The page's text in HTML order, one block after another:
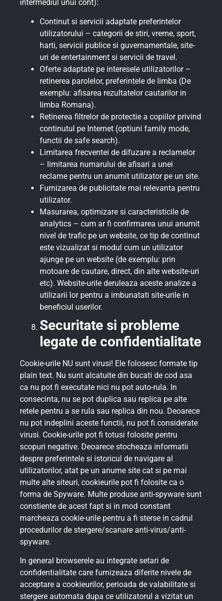
intermediul unui cont):
Continut si servicii adaptate preferintelor
utilizatorului – categorii de stiri, vreme, sport,
harti, servicii publice si guvernamentale, site-
uri de entertainment si servicii de travel.
Oferte adaptate pe interesele utilizatorilor –
retinerea parolelor, preferintele de limba (De
exemplu: afisarea rezultatelor cautarilor in
limba Romana).
Retinerea filtrelor de protectie a copiilor privind
continutul pe Internet (optiuni family mode,
functii de safe search).
Limitarea frecventei de difuzare a reclamelor
– limitarea numarului de afisari a unei
reclame pentru un anumit utilizator pe un site.
Furnizarea de publicitate mai relevanta pentru
utilizator.
Masurarea, optimizare si caracteristicile de
analytics – cum ar fi confirmarea unui anumit
nivel de trafic pe un website, ce tip de continut
este vizualizat si modul cum un utilizator
ajunge pe un website (de exemplu: prin
motoare de cautare, direct, din alte website-uri
etc). Website-urile deruleaza aceste analize a
utilizarii lor pentru a imbunatati site-urile in
beneficiul userilor.
Securitate si probleme
legate de confidentialitate
Cookie-urile NU sunt virusi! Ele folosesc formate tip
plain text. Nu sunt alcatuite din bucati de cod asa
ca nu pot fi executate nici nu pot auto-rula. In
consecinta, nu se pot duplica sau replica pe alte
retele pentru a se rula sau replica din nou. Deoarece
nu pot indeplini aceste functii, nu pot fi considerate
virusi. Cookie-urile pot fi totusi folosite pentru
scopuri negative. Deoarece stocheaza informatii
despre preferintele si istoricul de navigare al
utilizatorilor, atat pe un anume site cat si pe mai
multe alte siteuri, cookieurile pot fi folosite ca o
forma de Spyware. Multe produse anti-spyware sunt
constiente de acest fapt si in mod constant
marcheaza cookie-urile pentru a fi sterse in cadrul
procedurilor de stergere/scanare anti-virus/anti-
spyware.
In general browserele au integrate setari de
confidentialitate care furnizeaza diferite nivele de
acceptare a cookieurilor, perioada de valabilitate si
stergere automata dupa ce utilizatorul a vizitat un